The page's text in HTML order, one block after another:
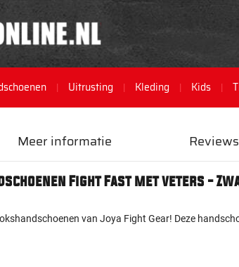
Uitrusting Kleding Kids
Fight Fast met veters -
van Joya Fight Gear! Deze
Meer informatie Reviews